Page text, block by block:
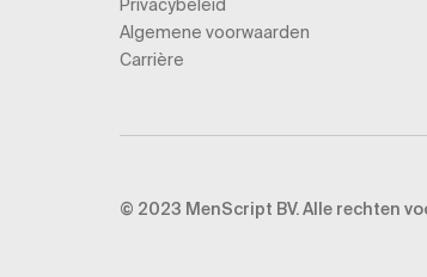
Privacybeleid
Algemene voorwaarden
Carrière
© 2023 MenScript BV. Alle rechten